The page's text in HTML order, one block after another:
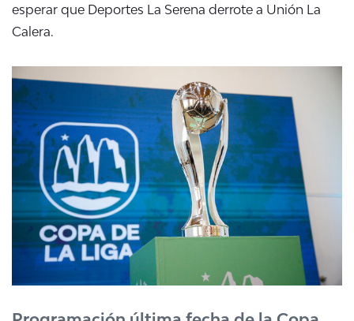
esperar que Deportes La Serena derrote a Unión La
Calera.